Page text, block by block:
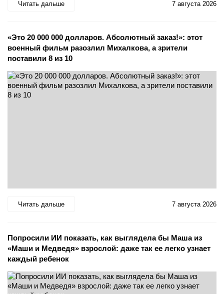
Читать дальше 7 августа 2026
«Это 20 000 000 долларов. Абсолютный заказ!»: этот
военный фильм разозлил Михалкова, а зрители
поставили 8 из 10
Читать дальше 7 августа 2026
Попросили ИИ показать, как выглядела бы Маша из
«Маши и Медведя» взрослой: даже так ее легко узнает
каждый ребенок